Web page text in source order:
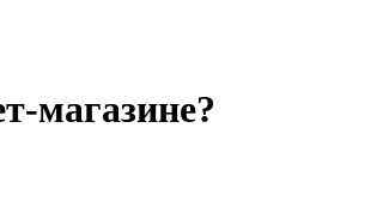
магазине?